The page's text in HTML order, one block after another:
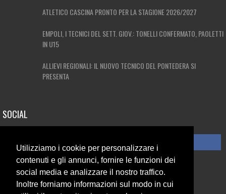
Utilizziamo i cookie per personalizzare i
contenuti e gli annunci, fornire le funzioni dei
social media e analizzare il nostro traffico.
Inoltre forniamo informazioni sul modo in cui
ATLETICO CASCINA PRONTO PER LA STAGIONE 2026/2027
EMPOLI, I TECNICI DEL SETT. GIOV.: TONELLI CONFERMATO, PAOLETTI
IN U15
ALLIEVI REGIONALI: IL NUOVO TECNICO DEL PONTEDERA SI
PRESENTA
SOCIAL
CONTATTI